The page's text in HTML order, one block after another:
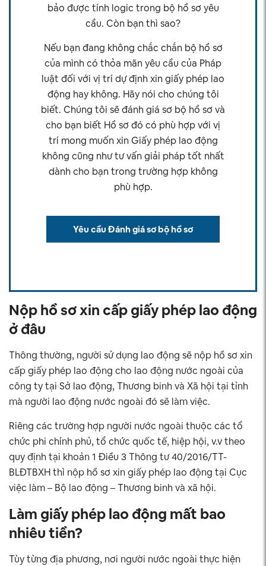
bảo được tính logic trong bộ hồ sơ yêu
cầu. Còn bạn thì sao?
Nếu bạn đang không chắc chắn bộ hồ sơ
của mình có thỏa mãn yêu cầu của Pháp
luật đối với vị trí dự định xin giấy phép lao
động hay không. Hãy nói cho chúng tôi
biết. Chúng tôi sẽ đánh giá sơ bộ hồ sơ và
cho bạn biết Hồ sơ đó có phù hợp với vị
trí mong muốn xin Giấy phép lao động
không cũng như tư vấn giải pháp tốt nhất
dành cho bạn trong trường hợp không
phù hợp.
Yêu cầu Đánh giá sơ bộ hồ sơ
Nộp hồ sơ xin cấp giấy phép lao động
ở đâu
Thông thường, người sử dụng lao động sẽ nộp hồ sơ xin
cấp giấy phép lao động cho lao động nước ngoài của
công ty tại Sở lao động, Thương binh và Xã hội tại tỉnh
mà người lao động nước ngoài đó sẽ làm việc.
Riêng các trường hợp người nước ngoài thuộc các tổ
chức phi chính phủ, tổ chức quốc tế, hiệp hội, v.v theo
quy định tại khoản 1 Điều 3 Thông tư 40/2016/TT-
BLĐTBXH thì nộp hồ sơ xin giấy phép lao động tại Cục
việc làm – Bộ lao động – Thương binh và xã hội.
Làm giấy phép lao động mất bao
nhiêu tiền?
Tùy từng địa phương, nơi người nước ngoài thực hiện